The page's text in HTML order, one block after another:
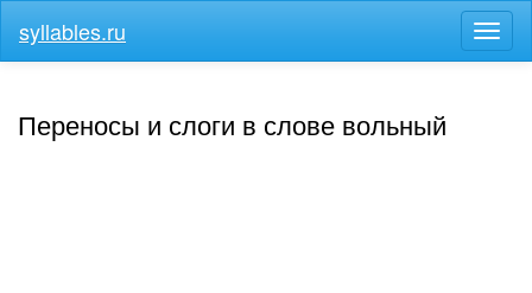
меню
syllables.ru
Переносы и слоги в слове вольный